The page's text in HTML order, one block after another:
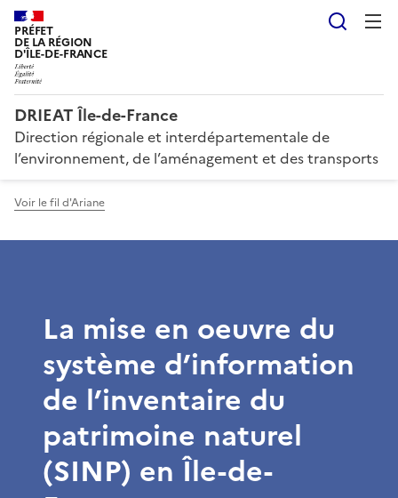
PRÉFET
DE LA RÉGION
D'ÎLE-DE-FRANCE
DRIEAT Île-de-France
Direction régionale et interdépartementale de
l’environnement, de l’aménagement et des transports
Voir le fil d'Ariane
La mise en oeuvre du
système d’information
de l’inventaire du
patrimoine naturel
(SINP) en Île-de-